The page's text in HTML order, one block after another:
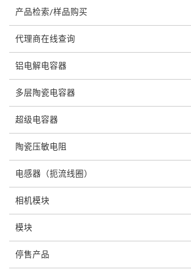
产品检索/样品购买
代理商在线查询
铝电解电容器
多层陶瓷电容器
超级电容器
陶瓷压敏电阻
电感器（扼流线圈）
相机模块
模块
停售产品